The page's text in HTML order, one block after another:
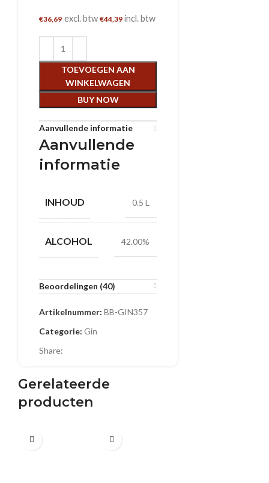
€36,69 excl. btw €44,39 incl. btw
TOEVOEGEN AAN
WINKELWAGEN
BUY NOW
Aanvullende informatie
Aanvullende
informatie
INHOUD 0.5 L
ALCOHOL 42.00%
Beoordelingen (40)
Artikelnummer: BB-GIN357
Categorie: Gin
Share:
Gerelateerde
producten
0.5 L 0.5 L